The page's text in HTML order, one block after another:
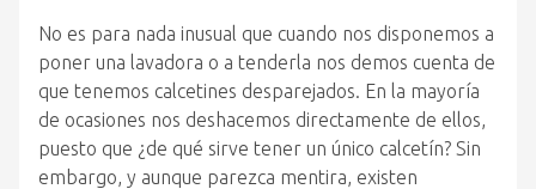
No es para nada inusual que cuando nos disponemos a
poner una lavadora o a tenderla nos demos cuenta de
que tenemos calcetines desparejados. En la mayoría
de ocasiones nos deshacemos directamente de ellos,
puesto que ¿de qué sirve tener un único calcetín? Sin
embargo, y aunque parezca mentira, existen